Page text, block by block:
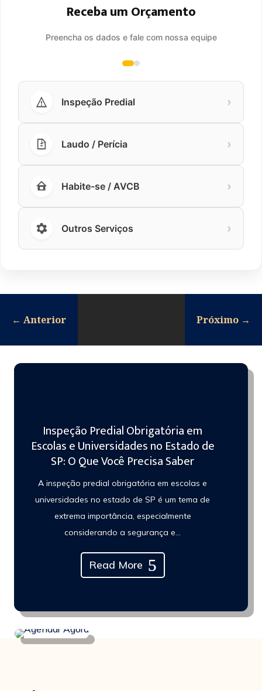
Receba um Orçamento
Preencha os dados e fale com nossa equipe
Inspeção Predial ›
Laudo / Perícia ›
Habite-se / AVCB ›
Outros Serviços ›
← Anterior Próximo →
Inspeção Predial Obrigatória em
Escolas e Universidades no Estado de
SP: O Que Você Precisa Saber
A inspeção predial obrigatória em escolas e
universidades no estado de SP é um tema de
extrema importância, especialmente
considerando a segurança e...
Read More